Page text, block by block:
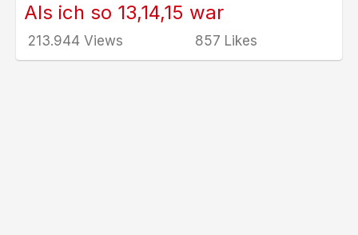
Als ich so 13,14,15 war
213.944 Views 857 Likes